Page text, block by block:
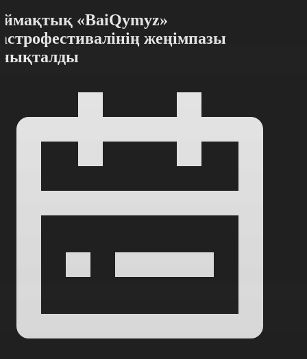
«BaiQymyz»
жеңімпазы